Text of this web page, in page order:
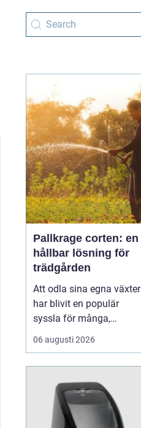
Pallkrage corten: en
hållbar lösning för
trädgården
Att odla sina egna växter
har blivit en populär
syssla för många,
oavsett om det handlar
om att ha en prunkande
balkongträdgård i stan.
En av de mest effektiva
och este...
06 augusti 2026